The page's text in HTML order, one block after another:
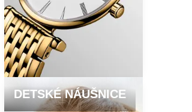
DETSKÉ NÁUŠNICE